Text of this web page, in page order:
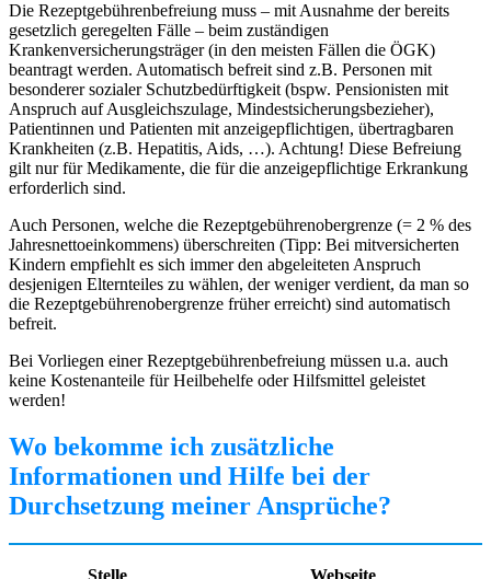
Die Rezeptgebührenbefreiung muss – mit Ausnahme der bereits
gesetzlich geregelten Fälle – beim zuständigen
Krankenversicherungsträger (in den meisten Fällen die ÖGK)
beantragt werden. Automatisch befreit sind z.B. Personen mit
besonderer sozialer Schutzbedürftigkeit (bspw. Pensionisten mit
Anspruch auf Ausgleichszulage, Mindestsicherungsbezieher),
Patientinnen und Patienten mit anzeigepflichtigen, übertragbaren
Krankheiten (z.B. Hepatitis, Aids, …). Achtung! Diese Befreiung
gilt nur für Medikamente, die für die anzeigepflichtige Erkrankung
erforderlich sind.
Auch Personen, welche die Rezeptgebührenobergrenze (= 2 % des
Jahresnettoeinkommens) überschreiten (Tipp: Bei mitversicherten
Kindern empfiehlt es sich immer den abgeleiteten Anspruch
desjenigen Elternteiles zu wählen, der weniger verdient, da man so
die Rezeptgebührenobergrenze früher erreicht) sind automatisch
befreit.
Bei Vorliegen einer Rezeptgebührenbefreiung müssen u.a. auch
keine Kostenanteile für Heilbehelfe oder Hilfsmittel geleistet
werden!
Wo bekomme ich zusätzliche
Informationen und Hilfe bei der
Durchsetzung meiner Ansprüche?